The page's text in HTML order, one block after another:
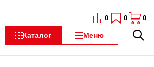
Каталог Меню
0 0 0